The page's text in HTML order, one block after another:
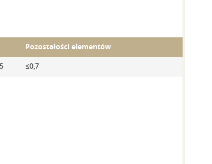
Pozostałości elementów
≤0,7